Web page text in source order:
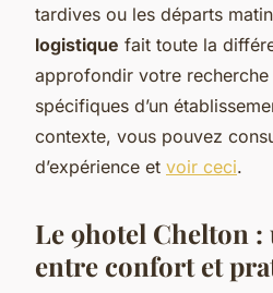
tardives ou les départs
logistique fait toute la
approfondir votre recherche
spécifiques d’un
contexte, vous pouvez
d’expérience et voir ceci.
Le 9hotel Chelton :
entre confort et